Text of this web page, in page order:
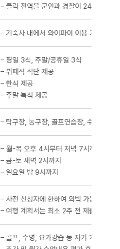
– 클락 전역을 군인과 경찰이 24시간 경
– 기숙사 내에서 와이파이 이용 가능
– 평일 3식, 주말/공휴일 3식
– 뷔페식 식단 제공
– 한식 제공
– 주말 특식 제공
– 탁구장, 농구장, 골프연습장, 수영장, 헬
– 월-목 오후 4시부터 저녁 7시까지 외출
– 금-토 새벽 2시까지
– 일요일 밤 9시까지
– 사전 신청자에 한하여 외박 가능(클락
– 여행 계획서는 최소 2주 전 제출
– 골프, 수영, 요가강습 등 자기 개발 활동